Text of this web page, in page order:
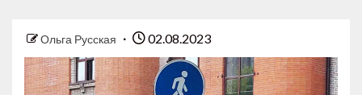
Ольга Русская 02.08.2023